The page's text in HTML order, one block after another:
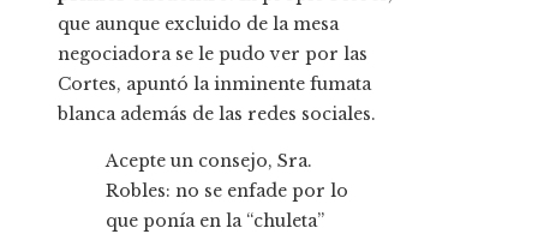
que aunque excluido de la mesa
negociadora se le pudo ver por las
Cortes, apuntó la inminente fumata
blanca además de las redes sociales.
Acepte un consejo, Sra.
Robles: no se enfade por lo
que ponía en la “chuleta”